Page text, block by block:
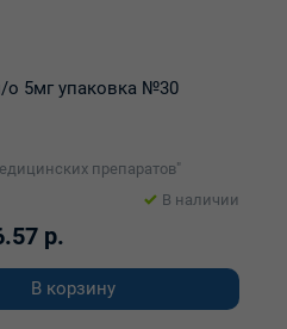
о 5мг упаковка №30
препаратов"
В наличии
р.
В корзину